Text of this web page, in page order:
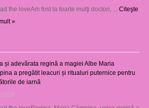
the loveAm fost la foarte mulţi doctori, …Citeşte
»
și adevărata regină a magiei Albe Maria
a pregătit leacuri și ritualuri puternice pentru
de iarnă
2023